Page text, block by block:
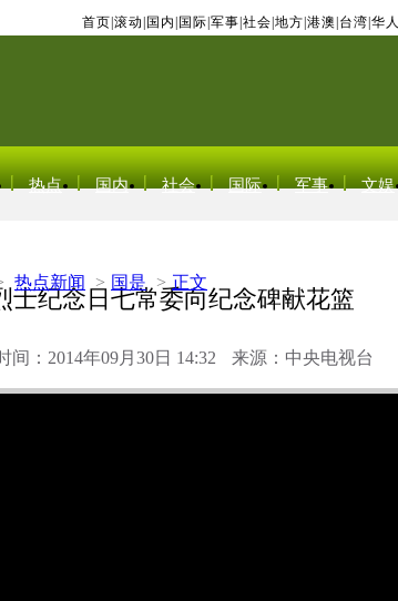
首页 滚动 国内 国际 军事 社会 地方 港澳 台湾 华人
热点 国内 社会 国际 军事 文娱
热点新闻 > 国是 > 正文
士纪念日七常委向纪念碑献花篮
间：2014年09月30日 14:32 来源：中央电视台